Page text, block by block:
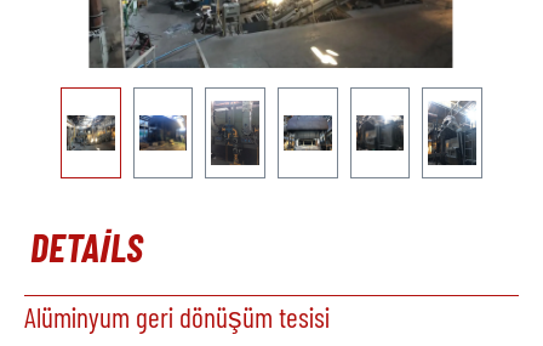
DETAILS
Alüminyum geri dönüşüm tesisi